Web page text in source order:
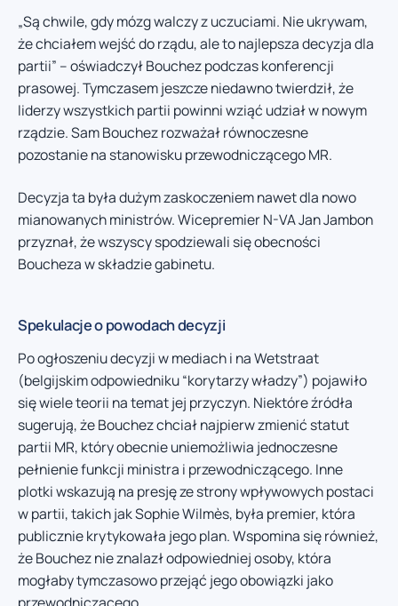
„Są chwile, gdy mózg walczy z uczuciami. Nie ukrywam,
że chciałem wejść do rządu, ale to najlepsza decyzja dla
partii” – oświadczył Bouchez podczas konferencji
prasowej. Tymczasem jeszcze niedawno twierdził, że
liderzy wszystkich partii powinni wziąć udział w nowym
rządzie. Sam Bouchez rozważał równoczesne
pozostanie na stanowisku przewodniczącego MR.
Decyzja ta była dużym zaskoczeniem nawet dla nowo
mianowanych ministrów. Wicepremier N-VA Jan Jambon
przyznał, że wszyscy spodziewali się obecności
Boucheza w składzie gabinetu.
Spekulacje o powodach decyzji
Po ogłoszeniu decyzji w mediach i na Wetstraat
(belgijskim odpowiedniku “korytarzy władzy”) pojawiło
się wiele teorii na temat jej przyczyn. Niektóre źródła
sugerują, że Bouchez chciał najpierw zmienić statut
partii MR, który obecnie uniemożliwia jednoczesne
pełnienie funkcji ministra i przewodniczącego. Inne
plotki wskazują na presję ze strony wpływowych postaci
w partii, takich jak Sophie Wilmès, była premier, która
publicznie krytykowała jego plan. Wspomina się również,
że Bouchez nie znalazł odpowiedniej osoby, która
mogłaby tymczasowo przejąć jego obowiązki jako